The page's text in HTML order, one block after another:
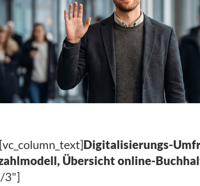
Digitalisierungs-
Übersicht online-
3"]